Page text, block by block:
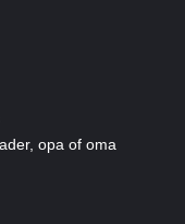
opa of oma